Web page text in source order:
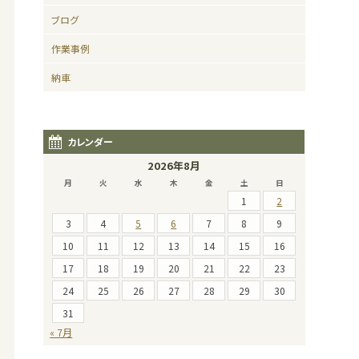
ブログ
作業事例
納車
カレンダー
2026年8月
月 火 水 木 金 土 日
1
2
3
4 5 6 7 8
9
10
11 12 13 14 15
16
17
18 19 20 21 22
23
24
25 26 27 28 29
30
31
« 7月